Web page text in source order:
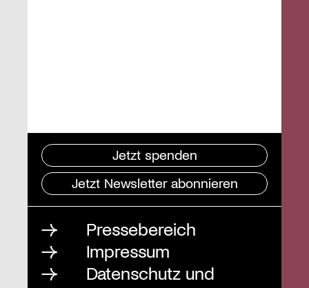
Jetzt spenden
Jetzt Newsletter abonnieren
Pressebereich
Impressum
Datenschutz und